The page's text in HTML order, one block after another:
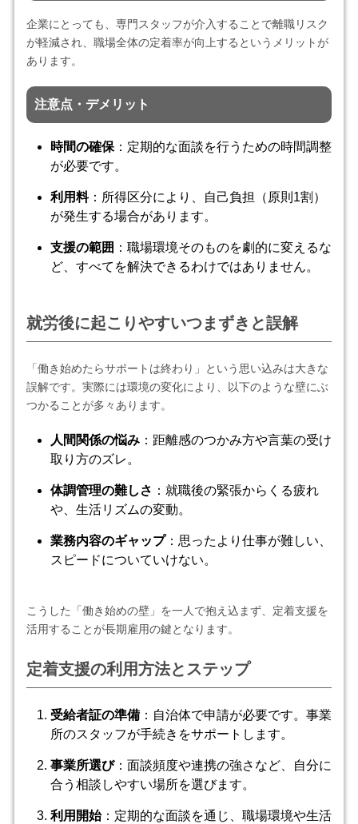
企業にとっても、専門スタッフが介入することで離職リスク
が軽減され、職場全体の定着率が向上するというメリットが
あります。
注意点・デメリット
時間の確保：定期的な面談を行うための時間調整
が必要です。
利用料：所得区分により、自己負担（原則1割）
が発生する場合があります。
支援の範囲 ：職場環境そのものを劇的に変えるな
ど、すべてを解決できるわけではありません。
就労後に起こりやすいつまずきと誤解
「働き始めたらサポートは終わり」という思い込みは大きな
誤解です。実際には環境の変化により、以下のような壁にぶ
つかることが多々あります。
人間関係の悩み：距離感のつかみ方や言葉の受け
取り方のズレ。
体調管理の難しさ ：就職後の緊張からくる疲れ
や、生活リズムの変動。
業務内容のギャップ：思ったより仕事が難しい、
スピードについていけない。
こうした「働き始めの壁」を一人で抱え込まず、定着支援を
活用することが長期雇用の鍵となります。
定着支援の利用方法とステップ
受給者証の準備：自治体で申請が必要です。事業
所のスタッフが手続きをサポートします。
事業所選び：面談頻度や連携の強さなど、自分に
合う相談しやすい場所を選びます。
利用開始：定期的な面談を通じ、職場環境や生活